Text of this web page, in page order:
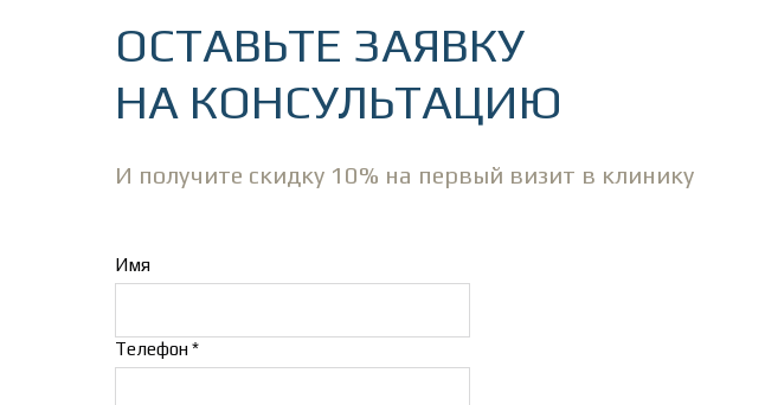
Имя
Телефон *
И получите скидку 10% на первый визит в клинику
ОСТАВЬТЕ ЗАЯВКУ
НА КОНСУЛЬТАЦИЮ